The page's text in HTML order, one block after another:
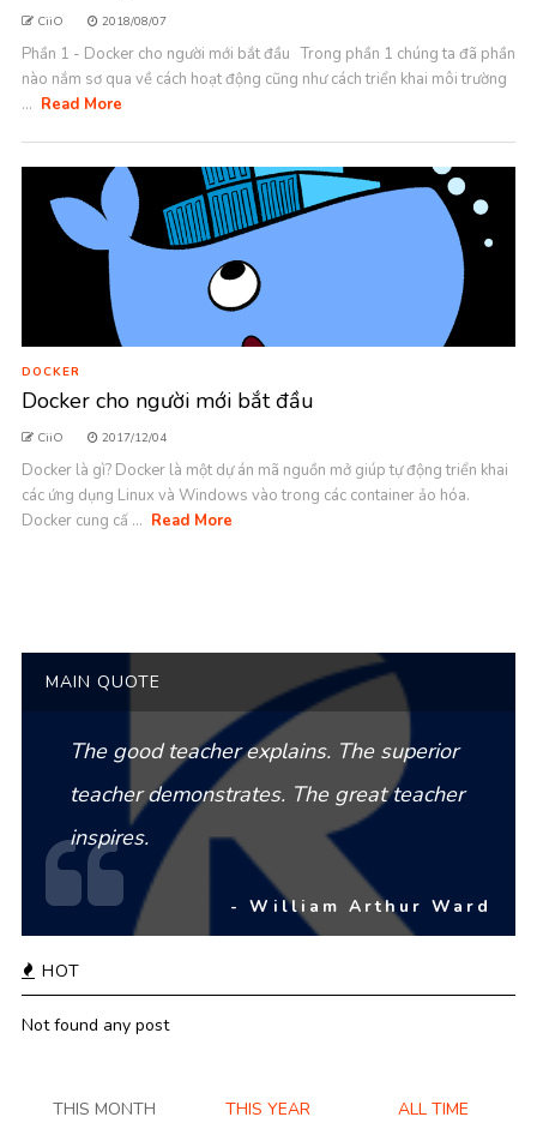
CiiO 2018/08/07
Phần 1 - Docker cho người mới bắt đầu Trong phần 1 chúng ta đã phần
nào nắm sơ qua về cách hoạt động cũng như cách triển khai môi trường
... Read More
DOCKER
Docker cho người mới bắt đầu
CiiO 2017/12/04
Docker là gì? Docker là một dự án mã nguồn mở giúp tự động triển khai
các ứng dụng Linux và Windows vào trong các container ảo hóa.
Docker cung cấ ... Read More
MAIN QUOTE
The good teacher explains. The superior
teacher demonstrates. The great teacher
inspires.
- William Arthur Ward
HOT
Not found any post
THIS MONTH THIS YEAR ALL TIME